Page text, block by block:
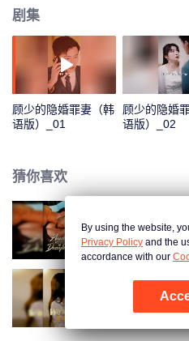
剧集
顾少的隐婚罪妻（韩
语版）_01
顾少的隐婚
语版）_02
猜你喜欢
绑定失踪娇
重生后，
By using the website,
Privacy Policy and the
accordance with our